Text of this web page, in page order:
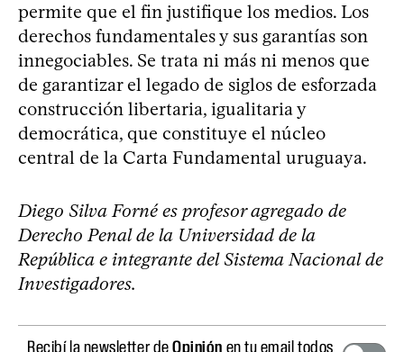
permite que el fin justifique los medios. Los
derechos fundamentales y sus garantías son
innegociables. Se trata ni más ni menos que
de garantizar el legado de siglos de esforzada
construcción libertaria, igualitaria y
democrática, que constituye el núcleo
central de la Carta Fundamental uruguaya.
Diego Silva Forné es profesor agregado de
Derecho Penal de la Universidad de la
República e integrante del Sistema Nacional de
Investigadores.
Recibí la newsletter deOpinión en tu email todos